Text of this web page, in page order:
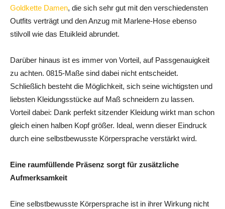
Goldkette Damen, die sich sehr gut mit den verschiedensten
Outfits verträgt und den Anzug mit Marlene-Hose ebenso
stilvoll wie das Etuikleid abrundet.
Darüber hinaus ist es immer von Vorteil, auf Passgenauigkeit
zu achten. 0815-Maße sind dabei nicht entscheidet.
Schließlich besteht die Möglichkeit, sich seine wichtigsten und
liebsten Kleidungsstücke auf Maß schneidern zu lassen.
Vorteil dabei: Dank perfekt sitzender Kleidung wirkt man schon
gleich einen halben Kopf größer. Ideal, wenn dieser Eindruck
durch eine selbstbewusste Körpersprache verstärkt wird.
Eine raumfüllende Präsenz sorgt für zusätzliche
Aufmerksamkeit
Eine selbstbewusste Körpersprache ist in ihrer Wirkung nicht